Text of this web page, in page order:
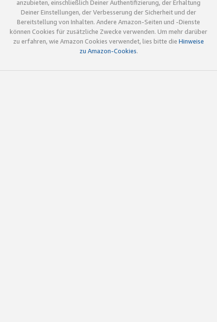
anzubieten, einschließlich Deiner Authentifizierung, der Erhaltung
Deiner Einstellungen, der Verbesserung der Sicherheit und der
Bereitstellung von Inhalten. Andere Amazon-Seiten und -Dienste
können Cookies für zusätzliche Zwecke verwenden. Um mehr darüber
zu erfahren, wie Amazon Cookies verwendet, lies bitte die Hinweise
zu Amazon-Cookies.